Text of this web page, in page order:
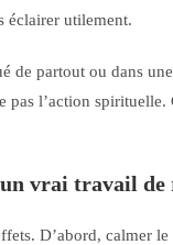
éclairer utilement.
de partout ou dans une
pas l’action
vrai travail
D’abord, calmer